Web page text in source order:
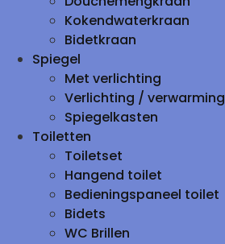
Kokendwaterkraan
Bidetkraan
Spiegel
Met verlichting
Verlichting / verwarming
Spiegelkasten
Toiletten
Toiletset
Hangend toilet
Bedieningspaneel toilet
Bidets
WC Brillen